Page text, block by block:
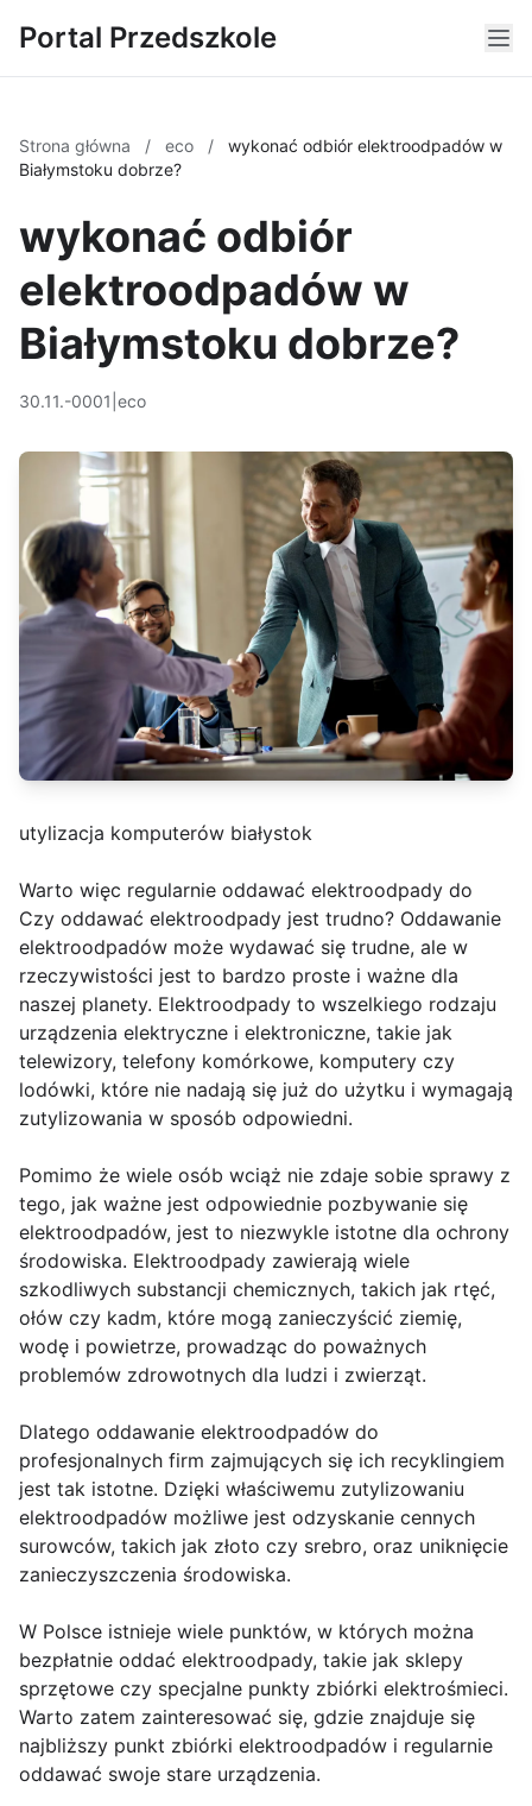
Portal Przedszkole
Strona główna / eco /
wykonać odbiór elektroodpadów w
Białymstoku dobrze?
wykonać odbiór
elektroodpadów w
Białymstoku dobrze?
30.11.-0001 eco
utylizacja komputerów białystok
Warto więc regularnie oddawać elektroodpady do
Czy oddawać elektroodpady jest trudno? Oddawanie
elektroodpadów może wydawać się trudne, ale w
rzeczywistości jest to bardzo proste i ważne dla
naszej planety. Elektroodpady to wszelkiego rodzaju
urządzenia elektryczne i elektroniczne, takie jak
telewizory, telefony komórkowe, komputery czy
lodówki, które nie nadają się już do użytku i wymagają
zutylizowania w sposób odpowiedni.
Pomimo że wiele osób wciąż nie zdaje sobie sprawy z
tego, jak ważne jest odpowiednie pozbywanie się
elektroodpadów, jest to niezwykle istotne dla ochrony
środowiska. Elektroodpady zawierają wiele
szkodliwych substancji chemicznych, takich jak rtęć,
ołów czy kadm, które mogą zanieczyścić ziemię,
wodę i powietrze, prowadząc do poważnych
problemów zdrowotnych dla ludzi i zwierząt.
Dlatego oddawanie elektroodpadów do
profesjonalnych firm zajmujących się ich recyklingiem
jest tak istotne. Dzięki właściwemu zutylizowaniu
elektroodpadów możliwe jest odzyskanie cennych
surowców, takich jak złoto czy srebro, oraz uniknięcie
zanieczyszczenia środowiska.
W Polsce istnieje wiele punktów, w których można
bezpłatnie oddać elektroodpady, takie jak sklepy
sprzętowe czy specjalne punkty zbiórki elektrośmieci.
Warto zatem zainteresować się, gdzie znajduje się
najbliższy punkt zbiórki elektroodpadów i regularnie
oddawać swoje stare urządzenia.